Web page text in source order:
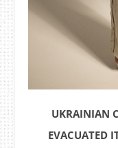
UKRAINIAN
EVACUATED